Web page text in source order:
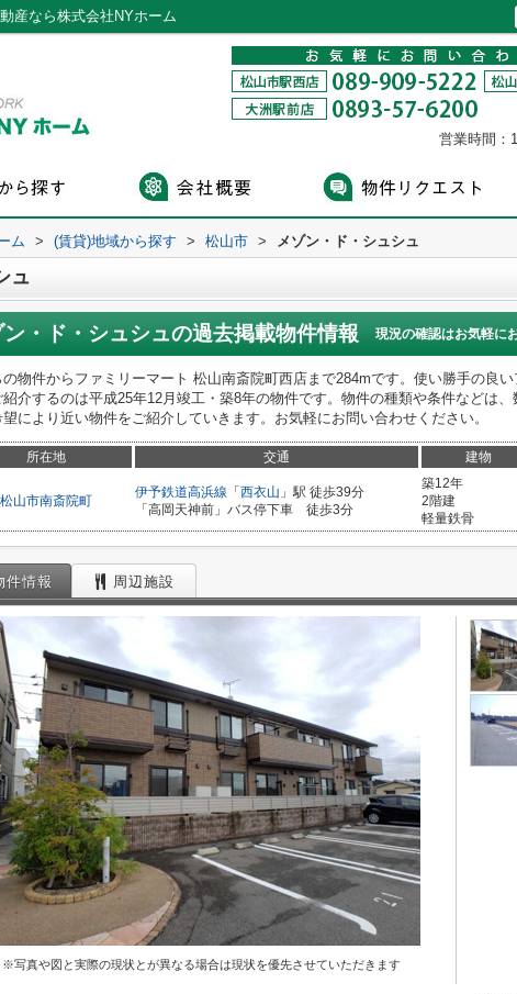
産なら株式会社NYホーム
営業時間：
ム > (賃貸)地域から探す > 松山市 > メゾン・ド・シュシュ
ュ
ン・ド・シュシュの過去掲載物件情報 現況の確認はお気軽に
の物件からファミリーマート 松山南斎院町西店まで284mです。使い勝手の良
介するのは平成25年12月竣工・築8年の物件です。物件の種類や条件などは
により近い物件をご紹介していきます。お気軽にお問い合わせください。
所在地 交通 建物
松山市南斎院町
伊予鉄道高浜線 「 西衣山 」駅 徒歩39分
「高岡天神前」バス停下車 徒歩3分
築12年
2階建
軽量鉄骨
件情報 周辺施設
※写真や図と実際の現状とが異なる場合は現状を優先させていただきます